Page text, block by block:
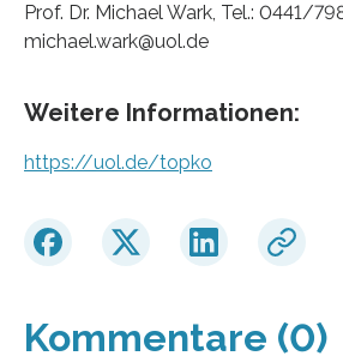
Prof. Dr. Michael Wark, Tel.: 0441/
michael.wark@uol.de
Weitere Informationen:
https://uol.de/topko
Kommentare (0)